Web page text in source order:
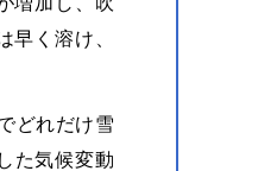
早く溶け、
どれだけ雪
た気候変動